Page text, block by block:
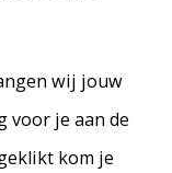
wij jouw
voor je aan de
kom je